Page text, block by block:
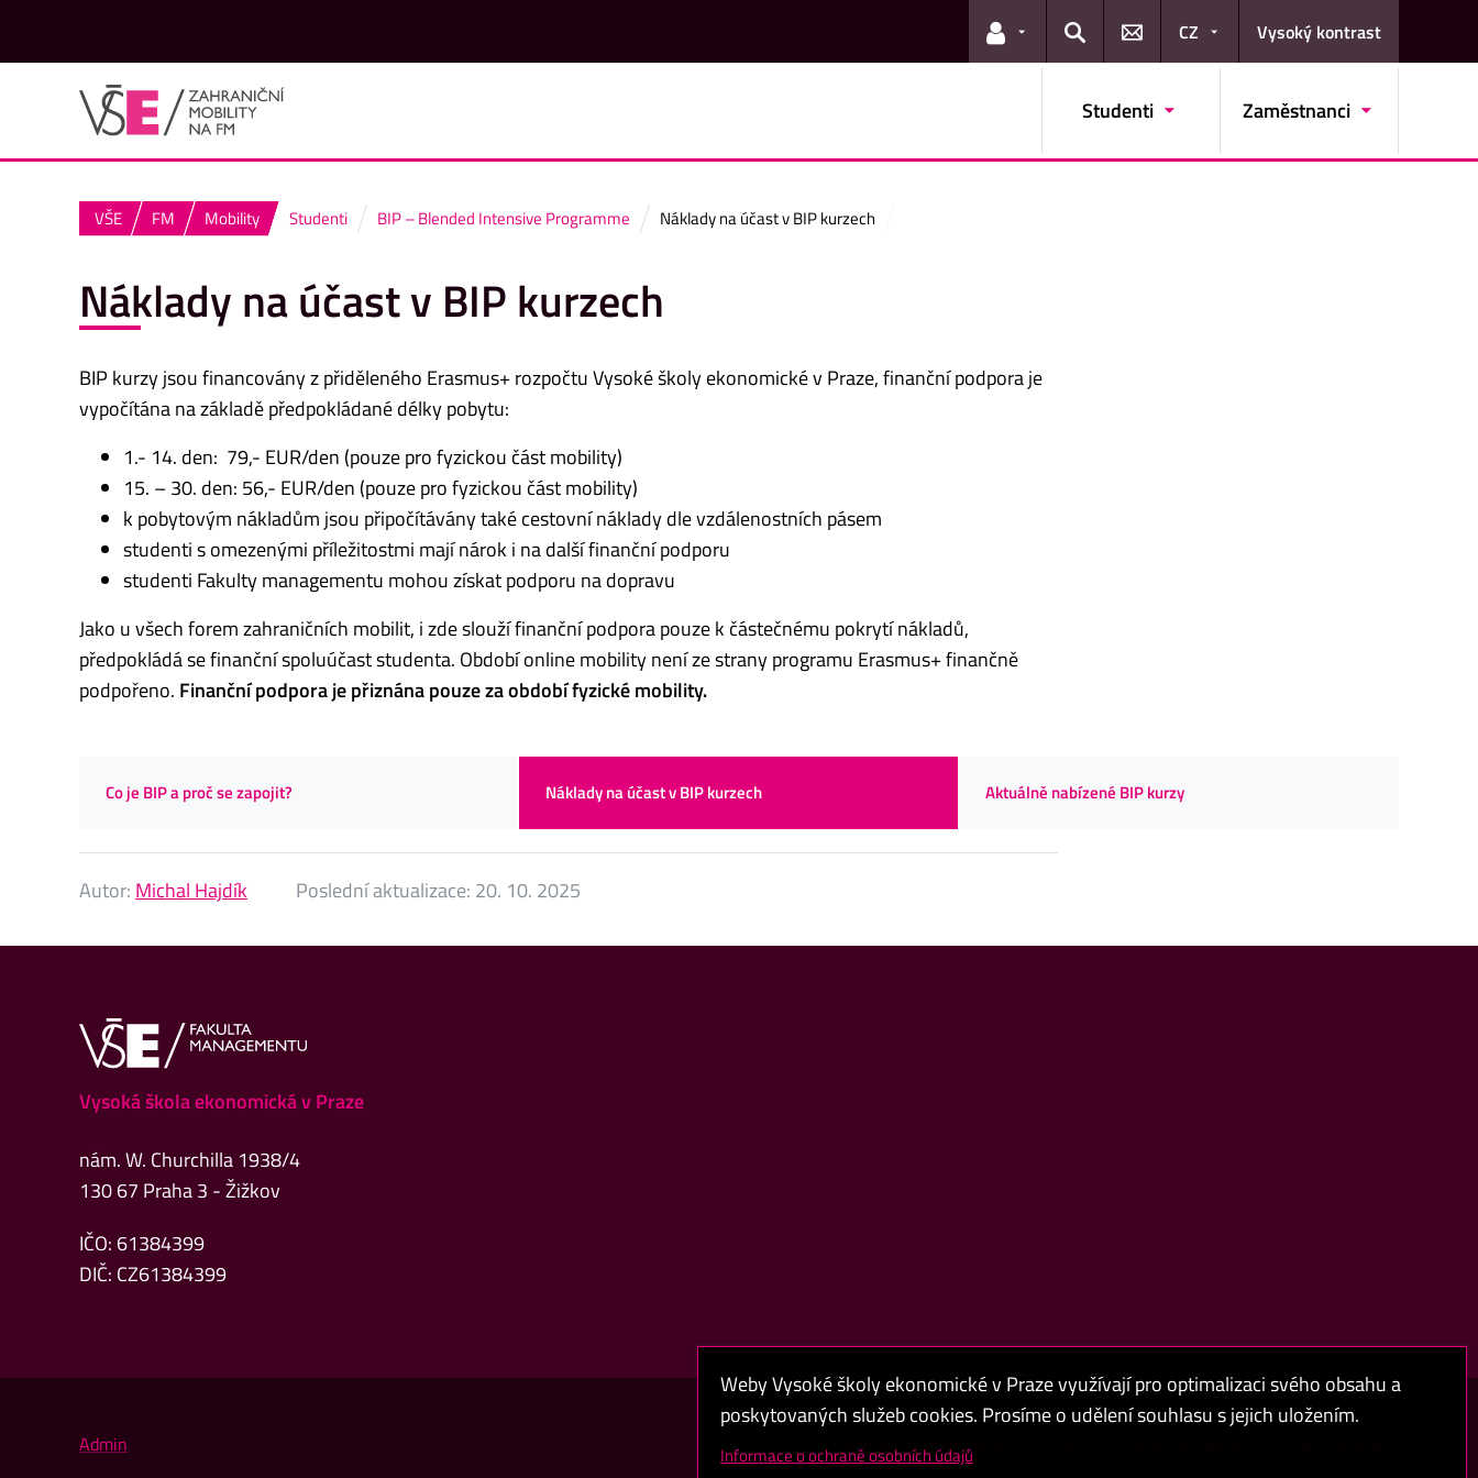
Odkazy pro uživatele
Hledat
CZ Vysoký kontrast
Studenti Zaměstnanci
VŠE FM Mobility Studenti BIP – Blended Intensive Programme Náklady na účast v BIP kurzech
Náklady na účast v BIP kurzech
BIP kurzy jsou financovány z přiděleného Erasmus+ rozpočtu Vysoké školy ekonomické v Praze, finanční podpora je
vypočítána na základě předpokládané délky pobytu:
1.- 14. den: 79,- EUR/den (pouze pro fyzickou část mobility)
15. – 30. den: 56,- EUR/den (pouze pro fyzickou část mobility)
k pobytovým nákladům jsou připočítávány také cestovní náklady dle vzdálenostních pásem
studenti s omezenými příležitostmi mají nárok i na další finanční podporu
studenti Fakulty managementu mohou získat podporu na dopravu
Jako u všech forem zahraničních mobilit, i zde slouží finanční podpora pouze k částečnému pokrytí nákladů,
předpokládá se finanční spoluúčast studenta. Období online mobility není ze strany programu Erasmus+ finančně
podpořeno. Finanční podpora je přiznána pouze za období fyzické mobility.
Co je BIP a proč se zapojit? Náklady na účast v BIP kurzech Aktuálně nabízené BIP kurzy
Autor: Michal Hajdík Poslední aktualizace: 20. 10. 2025
Vysoká škola ekonomická v Praze
nám. W. Churchilla 1938/4
130 67 Praha 3 - Žižkov
IČO: 61384399
DIČ: CZ61384399
Admin Cookies a ochrana osobních údajů
Weby Vysoké školy ekonomické v Praze využívají pro optimalizaci svého obsahu a
poskytovaných služeb cookies. Prosíme o udělení souhlasu s jejich uložením.
Informace o ochraně osobních údajů